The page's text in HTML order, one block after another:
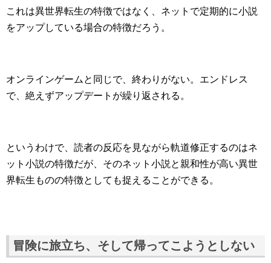
これは異世界転生の特徴ではなく、ネットで定期的に小説
をアップしている場合の特徴だろう。
オンラインゲームと同じで、終わりがない。エンドレス
で、絶えずアップデートが繰り返される。
というわけで、読者の反応を見ながら軌道修正するのはネ
ット小説の特徴だが、そのネット小説と親和性が高い異世
界転生ものの特徴としても捉えることができる。
冒険に旅立ち、そして帰ってこようとしない